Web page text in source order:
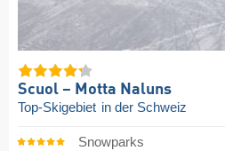
Scuol – Motta Naluns
Top-Skigebiet in der Schweiz
Snowparks